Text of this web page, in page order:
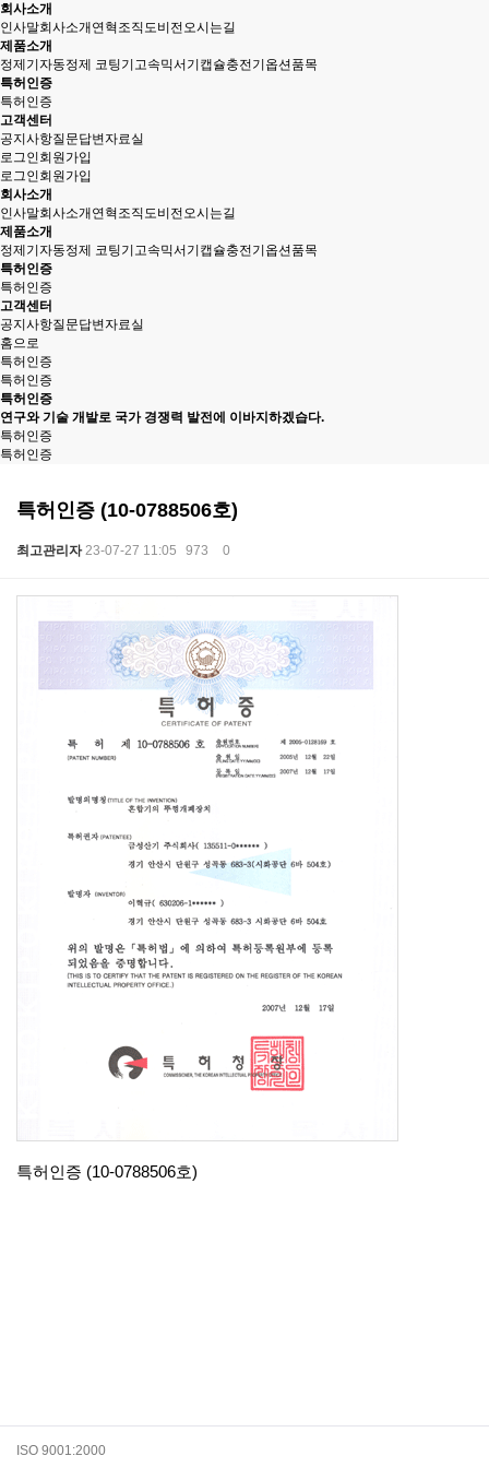
회사소개
인사말회사소개 연혁 조직도비전오시는길
제품소개
정제기 자동정제 코팅기 고속믹서기 캡슐충전기 옵션품목
특허인증
특허인증
고객센터
공지사항질문답변자료실
로그인회원가입
로그인회원가입
회사소개
인사말회사소개 연혁 조직도비전오시는길
제품소개
정제기 자동정제 코팅기 고속믹서기 캡슐충전기 옵션품목
특허인증
특허인증
고객센터
공지사항질문답변자료실
홈으로
특허인증
특허인증
특허인증
연구와 기술 개발로 국가 경쟁력 발전에 이바지하겠습다.
특허인증
특허인증
특허인증 (10-0788506호)
최고관리자 23-07-27 11:05 973 0
특허인증 (10-0788506호)
ISO 9001:2000